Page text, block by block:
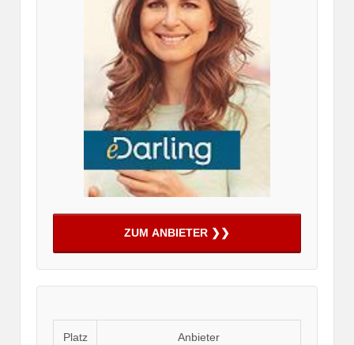
Platz Anbieter